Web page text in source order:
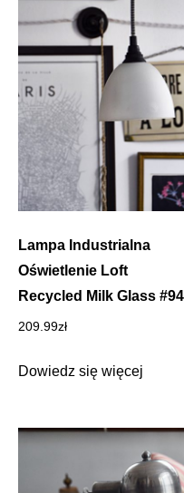
Lampa Industrialna
Oświetlenie Loft
Recycled Milk Glass
209.99zł
Dowiedz się więcej